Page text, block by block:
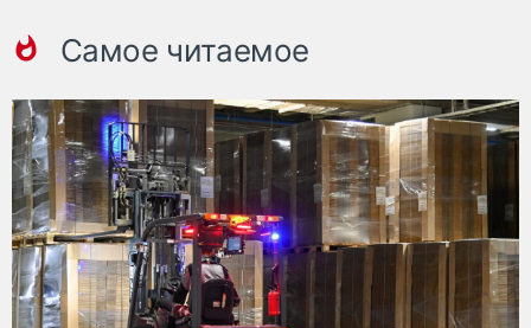
Самое читаемое